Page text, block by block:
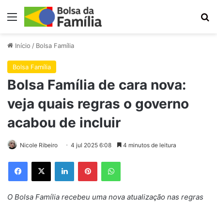
Menu
Início / Bolsa Família
Bolsa Família
Bolsa Família de cara nova:
veja quais regras o governo
acabou de incluir
Nicole Ribeiro 4 jul 2025 6:08 4 minutos de leitura
Facebook
X LinkedinPinterestWhatsApp
O Bolsa Família recebeu uma nova atualização nas regras